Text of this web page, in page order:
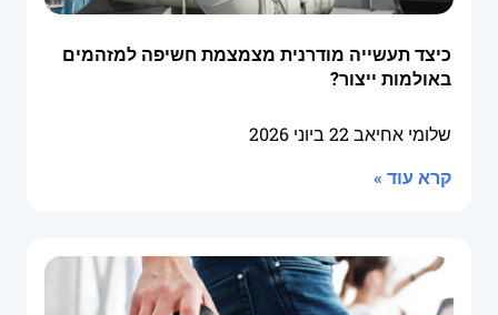
כיצד תעשייה מודרנית מצמצמת חשיפה למזהמים
באולמות ייצור?
שלומי אחיאב22 ביוני 2026
קרא עוד »